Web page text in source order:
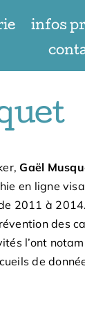
infos
Gaël
en ligne
2011 à
des
l’ont
de